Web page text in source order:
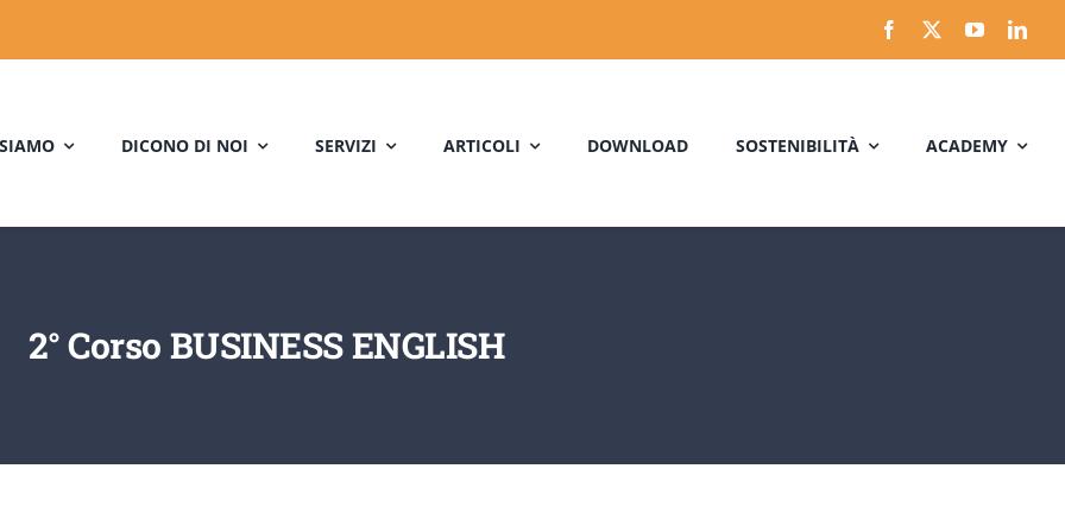
DICONO DI NOI SERVIZI ARTICOLI DOWNLOAD SOSTENIBILITÀ ACADEMY
2° Corso BUSINESS ENGLISH